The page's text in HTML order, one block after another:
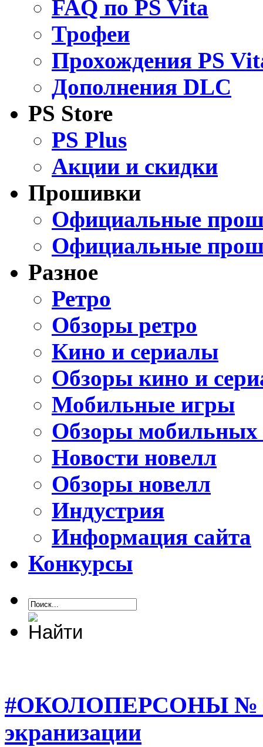
FAQ по PS Vita
Трофеи
Прохождения PS
Дополнения DLC
PS Store
PS Plus
Акции и скидки
Прошивки
Официальные
Официальные
Разное
Ретро
Обзоры ретро
Кино и сериалы
Обзоры кино и
Мобильные игры
Обзоры мобильных
Новости новелл
Обзоры новелл
Индустрия
Информация сайта
Конкурсы
#ОКОЛОПЕРСОНЫ № 2 -
экранизации